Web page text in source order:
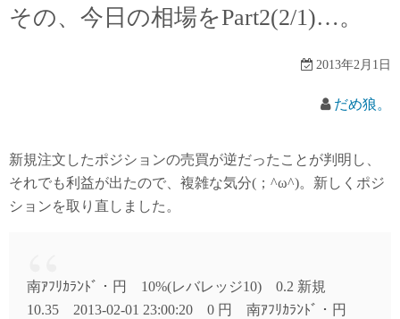
その、今日の相場をPart2(2/1)…。
2013年2月1日
だめ狼。
新規注文したポジションの売買が逆だったことが判明し、
それでも利益が出たので、複雑な気分(；^ω^)。新しくポジ
ションを取り直しました。
南ｱﾌﾘｶﾗﾝﾄﾞ・円 10%(レバレッジ10) 0.2 新規
10.35 2013-02-01 23:00:20 0 円 南ｱﾌﾘｶﾗﾝﾄﾞ・円